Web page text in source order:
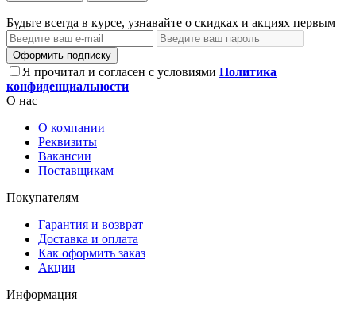
Будьте всегда в курсе, узнавайте о скидках и акциях первым
Оформить подписку
Я прочитал и согласен с условиями Политика
конфиденциальности
О нас
О компании
Реквизиты
Вакансии
Поставщикам
Покупателям
Гарантия и возврат
Доставка и оплата
Как оформить заказ
Акции
Информация